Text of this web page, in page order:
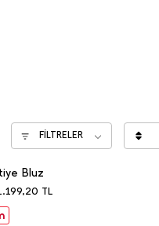
FİLTRELER
TL
Bluz